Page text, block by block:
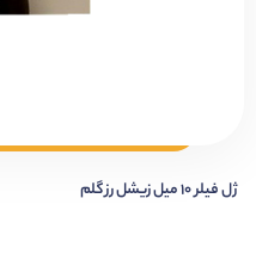
ژل فیلر ۱۰ میل زیشل رز گلم